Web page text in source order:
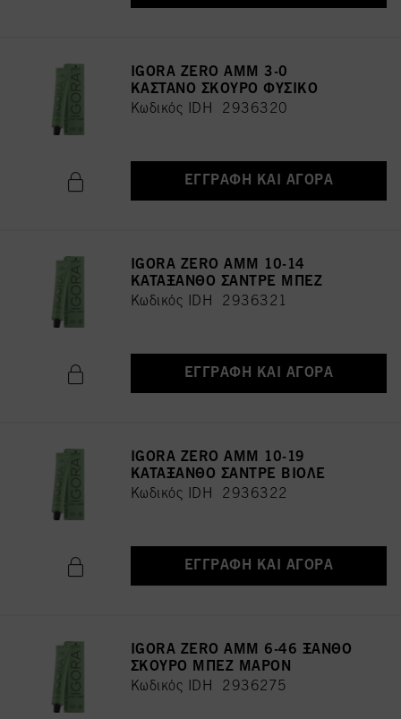
IGORA ZERO AMM 3-0
ΚΑΣΤΑΝΟ ΣΚΟΥΡΟ ΦΥΣΙΚΟ
Κωδικός IDH 2936320
ΕΓΓΡΑΦΉ ΚΑΙ ΑΓΟΡΆ
IGORA ZERO AMM 10-14
ΚΑΤΑΞΑΝΘΟ ΣΑΝΤΡΕ ΜΠΕΖ
Κωδικός IDH 2936321
ΕΓΓΡΑΦΉ ΚΑΙ ΑΓΟΡΆ
IGORA ZERO AMM 10-19
ΚΑΤΑΞΑΝΘΟ ΣΑΝΤΡΕ ΒΙΟΛΕ
Κωδικός IDH 2936322
ΕΓΓΡΑΦΉ ΚΑΙ ΑΓΟΡΆ
IGORA ZERO AMM 6-46 ΞΑΝΘΟ
ΣΚΟΥΡΟ ΜΠΕΖ ΜΑΡΟΝ
Κωδικός IDH 2936275